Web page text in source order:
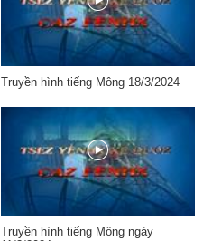
Truyền hình tiếng Mông 18/3/2024
Truyền hình tiếng Mông ngày